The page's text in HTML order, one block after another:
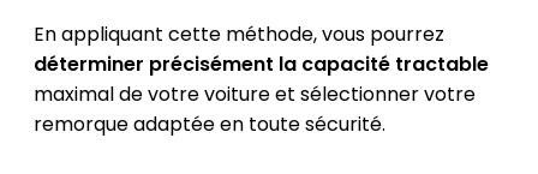
En appliquant cette méthode, vous pourrez
déterminer précisément la capacité tractable
maximal de votre voiture et sélectionner votre
remorque adaptée en toute sécurité.